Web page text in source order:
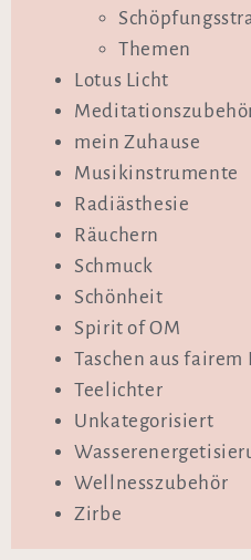
Themen
Lotus Licht
mein Zuhause
Musikinstrumente
Radiästhesie
Räuchern
Schmuck
Schönheit
Spirit of OM
Taschen aus fairem
Teelichter
Unkategorisiert
Wellnesszubehör
Zirbe